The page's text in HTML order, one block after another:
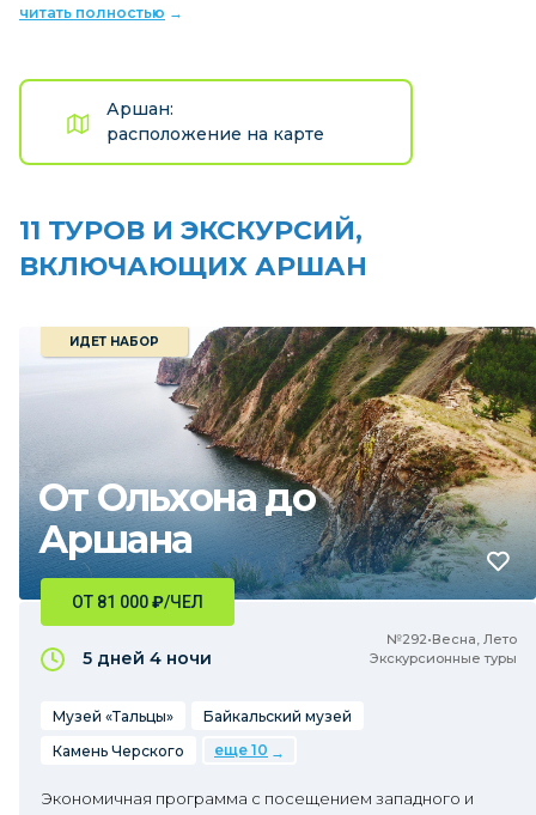
читать полностью
Аршан:
расположение на карте
11 ТУРОВ И ЭКСКУРСИЙ,
ВКЛЮЧАЮЩИХ АРШАН
От Ольхона до
Аршана
ИДЕТ НАБОР
№292•Весна, Лето
Экскурсионные туры
ОТ 81 000₽/ЧЕЛ
5 дней 4 ночи
Музей «Тальцы»
Байкальский музей
Камень Черского
еще 10
Экономичная программа с посещением западного и